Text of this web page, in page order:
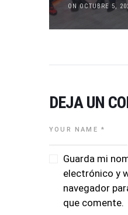
ON OCTUBRE 5,
DEJA UN
Guarda mi
electrónico y
navegador
que comente.